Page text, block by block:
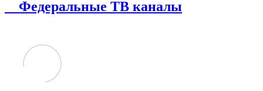
Федеральные ТВ каналы